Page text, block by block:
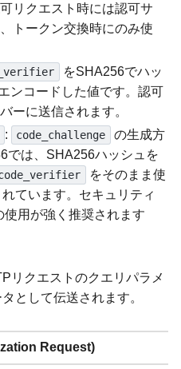
リクエスト時には認可サ
トークン交換時にのみ使
をSHA256でハッ
ンコードした値です。認可
ーに送信されます。
: code_challenge
の生成方
では、SHA256ハッシュを
をそのまま使
ています。セキュリティ
使用が強く推奨されます
リクエストのクエリパラメ
として伝送されます。
Request)